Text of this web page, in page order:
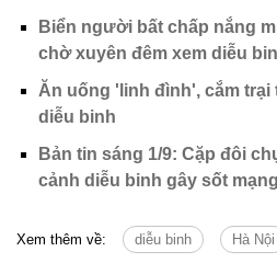
Biển người bất chấp nắng
chờ xuyên đêm xem diễu
Ăn uống 'linh đình', cắm trại
diễu binh
Bản tin sáng 1/9: Cặp đôi
cảnh diễu binh gây sốt mạng
Xem thêm về: diễu binh Hà Nội